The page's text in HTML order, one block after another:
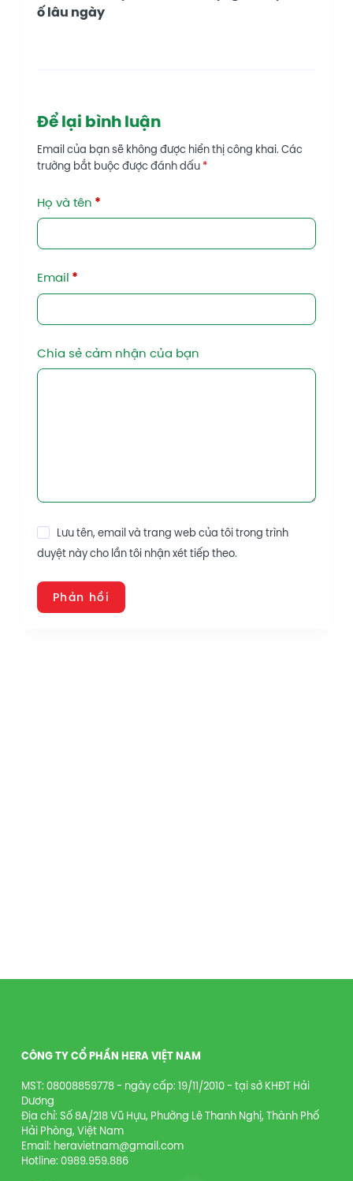
ố lâu ngày
Để lại bình luận
Email của bạn sẽ không được hiển thị công khai. Các
trường bắt buộc được đánh dấu *
Họ và tên *
Email *
Chia sẻ cảm nhận của bạn
Lưu tên, email và trang web của tôi trong trình
duyệt này cho lần tôi nhận xét tiếp theo.
Phản hồi
CÔNG TY CỔ PHẦN HERA VIỆT NAM
MST: 08008859778 - ngày cấp: 19/11/2010 - tại sở KHĐT Hải
Dương
Địa chỉ: Số 8A/218 Vũ Hựu, Phường Lê Thanh Nghị, Thành Phố
Hải Phòng, Việt Nam
Email: heravietnam@gmail.com
Hotline: 0989.959.886